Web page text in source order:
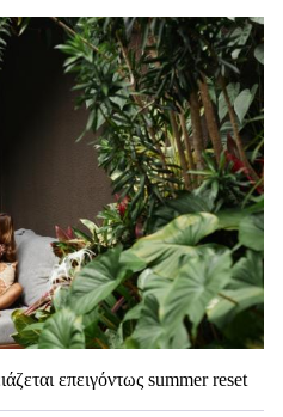
επειγόντως summer reset